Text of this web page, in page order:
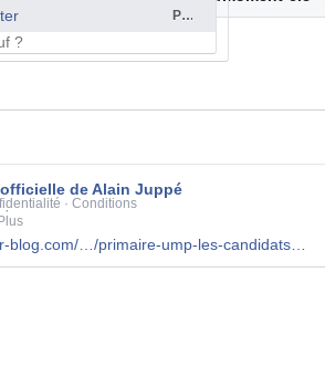
Page non officielle de Alain Juppé
· Conditions
de Alain Juppé
·
blog.com/…/primaire-ump-les-candidats…